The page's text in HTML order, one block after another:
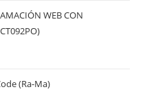
WEB CON
(Ra-Ma)